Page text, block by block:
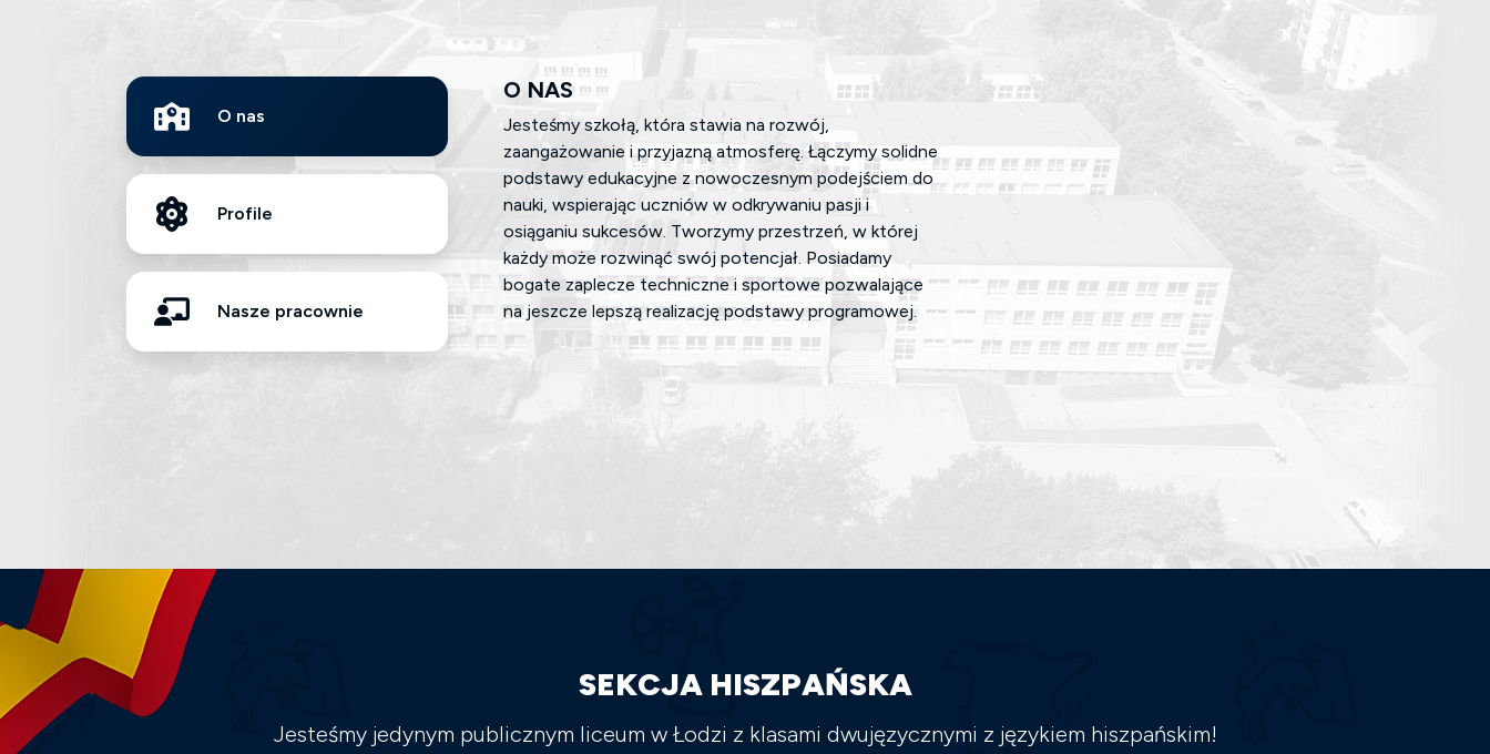
O nas
Profile
Nasze pracownie
O NAS
Jesteśmy szkołą, która stawia na rozwój,
zaangażowanie i przyjazną atmosferę. Łączymy solidne
podstawy edukacyjne z nowoczesnym podejściem do
nauki, wspierając uczniów w odkrywaniu pasji i
osiąganiu sukcesów. Tworzymy przestrzeń, w której
każdy może rozwinąć swój potencjał. Posiadamy
bogate zaplecze techniczne i sportowe pozwalające
na jeszcze lepszą realizację podstawy programowej.
SEKCJA HISZPAŃSKA
Jesteśmy jedynym publicznym liceum w Łodzi z klasami dwujęzycznymi z językiem hiszpańskim!